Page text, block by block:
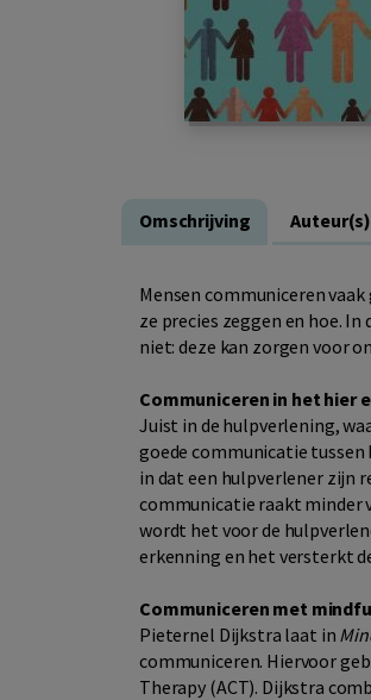
Omschrijving Auteur(s)
Mensen communiceren
ze precies zeggen en hoe.
niet: deze kan zorgen voor
Communiceren in het hier
Juist in de hulpverlening,
goede communicatie
in dat een hulpverlener zijn
communicatie raakt minder
wordt het voor de
erkenning en het versterkt
Communiceren met
Pieternel Dijkstra laat in
communiceren. Hiervoor
Therapy (ACT). Dijkstra